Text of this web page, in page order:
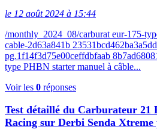
le 12 août 2024 à 15:44
/monthly_2024_08/carburat eur-175-
cable-2d63a841b
pg.1f14f3d75e00ceffdbfaab
type PHBN starter manuel à câble...
Voir les 0 réponses
Test détaillé du Carburateur 21
Racing sur Derbi Senda Xtreme